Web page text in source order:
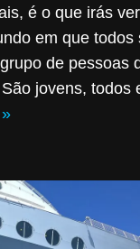
é o que irás
em que todos
de pessoas
jovens, todos